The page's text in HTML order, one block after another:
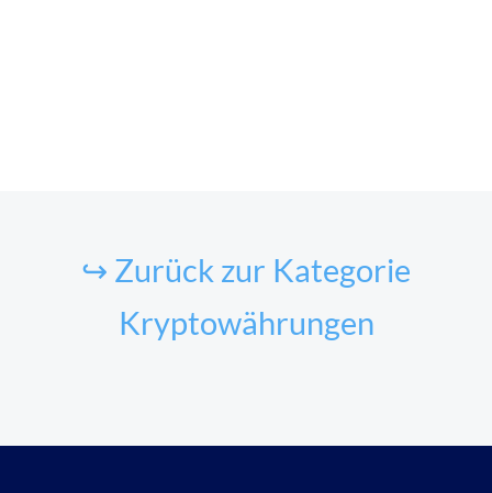
↪ Zurück zur Kategorie
Kryptowährungen